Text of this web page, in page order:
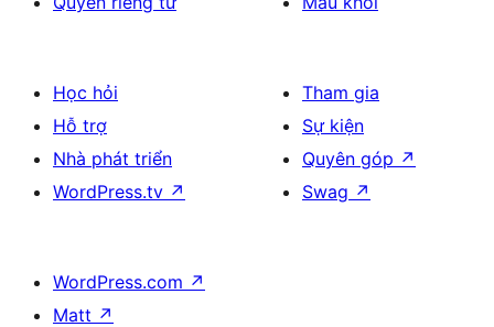
Học hỏi
Hỗ trợ
Nhà phát triển
WordPress.tv ↗
Tham gia
Sự kiện
Quyên góp ↗
Swag ↗
WordPress.com ↗
Matt ↗